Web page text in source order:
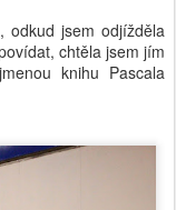
odkud jsem odjížděla
chtěla jsem jím
knihu Pascala